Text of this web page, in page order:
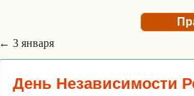
← 3 января
День Независимости